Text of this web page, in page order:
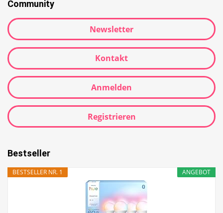
Community
Newsletter
Kontakt
Anmelden
Registrieren
Bestseller
ANGEBOT
BESTSELLER NR. 1